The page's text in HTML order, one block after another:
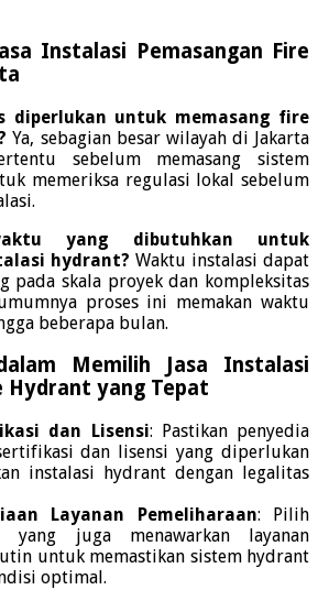
Instalasi Pemasangan Fire
diperlukan untuk memasang fire
Ya, sebagian besar wilayah di Jakarta
sebelum memasang sistem
memeriksa regulasi lokal sebelum
yang dibutuhkan untuk
hydrant? Waktu instalasi dapat
pada skala proyek dan kompleksitas
proses ini memakan waktu
beberapa bulan.
Memilih Jasa Instalasi
Hydrant yang Tepat
dan Lisensi: Pastikan penyedia
dan lisensi yang diperlukan
instalasi hydrant dengan legalitas
Layanan Pemeliharaan: Pilih
yang juga menawarkan layanan
untuk memastikan sistem hydrant
optimal.